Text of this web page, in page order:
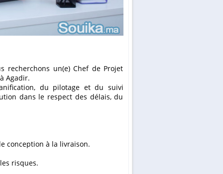
Agadir.
du pilotage et du suivi
dans le respect des délais, du
conception à la livraison.
risques.